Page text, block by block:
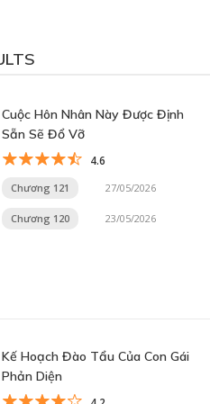
Cuộc Hôn Nhân Này Được Định
Sẵn Sẽ Đổ Vỡ
4.6
Chương 121 27/05/2026
Chương 120 23/05/2026
Kế Hoạch Đào Tẩu Của Con Gái
Phản Diện